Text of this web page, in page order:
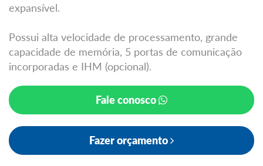
expansível.
Possui alta velocidade de processamento, grande
capacidade de memória, 5 portas de comunicação
incorporadas e IHM (opcional).
Fale conosco
Fazer orçamento